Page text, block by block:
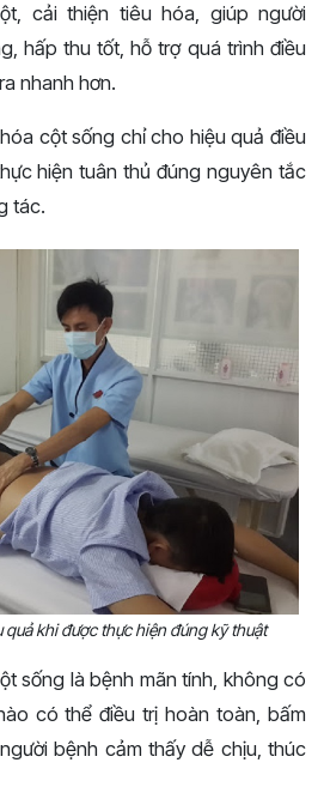
cải thiện tiêu hóa, giúp người
hấp thu tốt, hỗ trợ quá trình điều
nhanh hơn.
cột sống chỉ cho hiệu quả điều
hiện tuân thủ đúng nguyên tắc
tác.
quả khi được thực hiện đúng kỹ thuật
sống là bệnh mãn tính, không có
có thể điều trị hoàn toàn, bấm
bệnh cảm thấy dễ chịu, thúc